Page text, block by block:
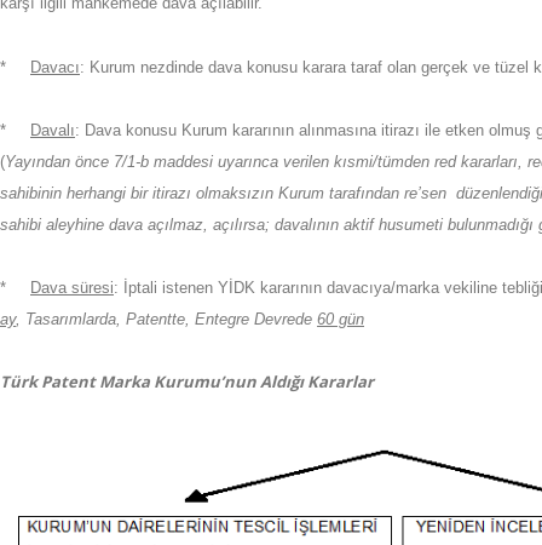
* Davacı: Kurum nezdinde dava konusu karara taraf olan gerçek ve tüzel
* Davalı: Dava konusu Kurum kararının alınmasına itirazı ile etken
(Yayından önce 7/1-b maddesi uyarınca verilen kısmi/tümden red kararları,
sahibinin herhangi bir itirazı olmaksızın Kurum tarafından re’sen
sahibi aleyhine dava açılmaz, açılırsa; davalının aktif husumeti
* Dava süresi: İptali istenen YİDK kararının davacıya/marka vekiline
ay, Tasarımlarda, Patentte, Entegre Devrede 60 gün
Türk Patent Marka Kurumu’nun Aldığı Kararlar